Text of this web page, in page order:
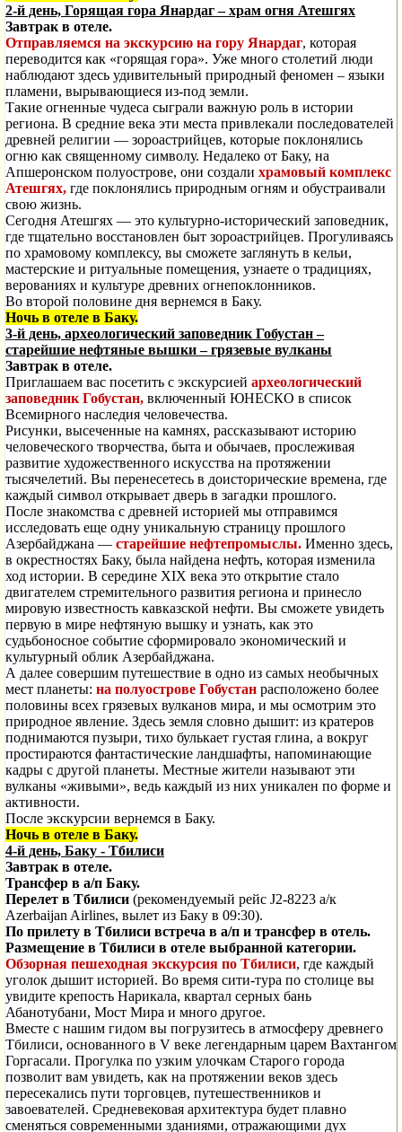
2-й день, Горящая гора Янардаг – храм огня Атешгях
Завтрак в отеле.
Отправляемся на экскурсию на гору Янардаг, которая
переводится как «горящая гора». Уже много столетий люди
наблюдают здесь удивительный природный феномен – языки
пламени, вырывающиеся из-под земли.
Такие огненные чудеса сыграли важную роль в истории
региона. В средние века эти места привлекали последователей
древней религии — зороастрийцев, которые поклонялись
огню как священному символу. Недалеко от Баку, на
Апшеронском полуострове, они создали храмовый комплекс
Атешгях, где поклонялись природным огням и обустраивали
свою жизнь.
Сегодня Атешгях — это культурно-исторический заповедник,
где тщательно восстановлен быт зороастрийцев. Прогуливаясь
по храмовому комплексу, вы сможете заглянуть в кельи,
мастерские и ритуальные помещения, узнаете о традициях,
верованиях и культуре древних огнепоклонников.
Во второй половине дня вернемся в Баку.
Ночь в отеле в Баку.
3-й день, археологический заповедник Гобустан –
старейшие нефтяные вышки – грязевые вулканы
Завтрак в отеле.
Приглашаем вас посетить с экскурсией археологический
заповедник Гобустан, включенный ЮНЕСКО в список
Всемирного наследия человечества.
Рисунки, высеченные на камнях, рассказывают историю
человеческого творчества, быта и обычаев, прослеживая
развитие художественного искусства на протяжении
тысячелетий. Вы перенесетесь в доисторические времена, где
каждый символ открывает дверь в загадки прошлого.
После знакомства с древней историей мы отправимся
исследовать еще одну уникальную страницу прошлого
Азербайджана — старейшие нефтепромыслы. Именно здесь,
в окрестностях Баку, была найдена нефть, которая изменила
ход истории. В середине XIX века это открытие стало
двигателем стремительного развития региона и принесло
мировую известность кавказской нефти. Вы сможете увидеть
первую в мире нефтяную вышку и узнать, как это
судьбоносное событие сформировало экономический и
культурный облик Азербайджана.
А далее совершим путешествие в одно из самых необычных
мест планеты: на полуострове Гобустан расположено более
половины всех грязевых вулканов мира, и мы осмотрим это
природное явление. Здесь земля словно дышит: из кратеров
поднимаются пузыри, тихо булькает густая глина, а вокруг
простираются фантастические ландшафты, напоминающие
кадры с другой планеты. Местные жители называют эти
вулканы «живыми», ведь каждый из них уникален по форме и
активности.
После экскурсии вернемся в Баку.
Ночь в отеле в Баку.
4-й день, Баку - Тбилиси
Завтрак в отеле.
Трансфер в а/п Баку.
Перелет в Тбилиси (рекомендуемый рейс J2-8223 а/к
Azerbaijan Airlines, вылет из Баку в 09:30).
По прилету в Тбилиси встреча в а/п и трансфер в отель.
Размещение в Тбилиси в отеле выбранной категории.
Обзорная пешеходная экскурсия по Тбилиси, где каждый
уголок дышит историей. Во время сити-тура по столице вы
увидите крепость Нарикала, квартал серных бань
Абанотубани, Мост Мира и много другое.
Вместе с нашим гидом вы погрузитесь в атмосферу древнего
Тбилиси, основанного в V веке легендарным царем Вахтангом
Горгасали. Прогулка по узким улочкам Старого города
позволит вам увидеть, как на протяжении веков здесь
пересекались пути торговцев, путешественников и
завоевателей. Средневековая архитектура будет плавно
сменяться современными зданиями, отражающими дух